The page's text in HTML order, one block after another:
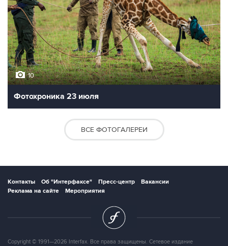
10
Фотохроника 23 июля
ВСЕ ФОТОГАЛЕРЕИ
Контакты Об "Интерфаксе" Пресс-центр
Вакансии
Реклама на сайте
Мероприятия
Copyright © 1991—2026 Interfax. Все права защищены. Сетевое издание